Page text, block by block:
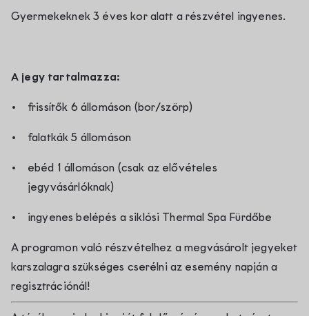
Gyermekeknek 3 éves kor alatt a részvétel ingyenes.
A jegy tartalmazza:
frissítők 6 állomáson (bor/szörp)
falatkák 5 állomáson
ebéd 1 állomáson (csak az elővételes
jegyvásárlóknak)
ingyenes belépés a siklósi Thermal Spa Fürdőbe
A programon való részvételhez a megvásárolt jegyeket
karszalagra szükséges cserélni az esemény napján a
regisztrációnál!